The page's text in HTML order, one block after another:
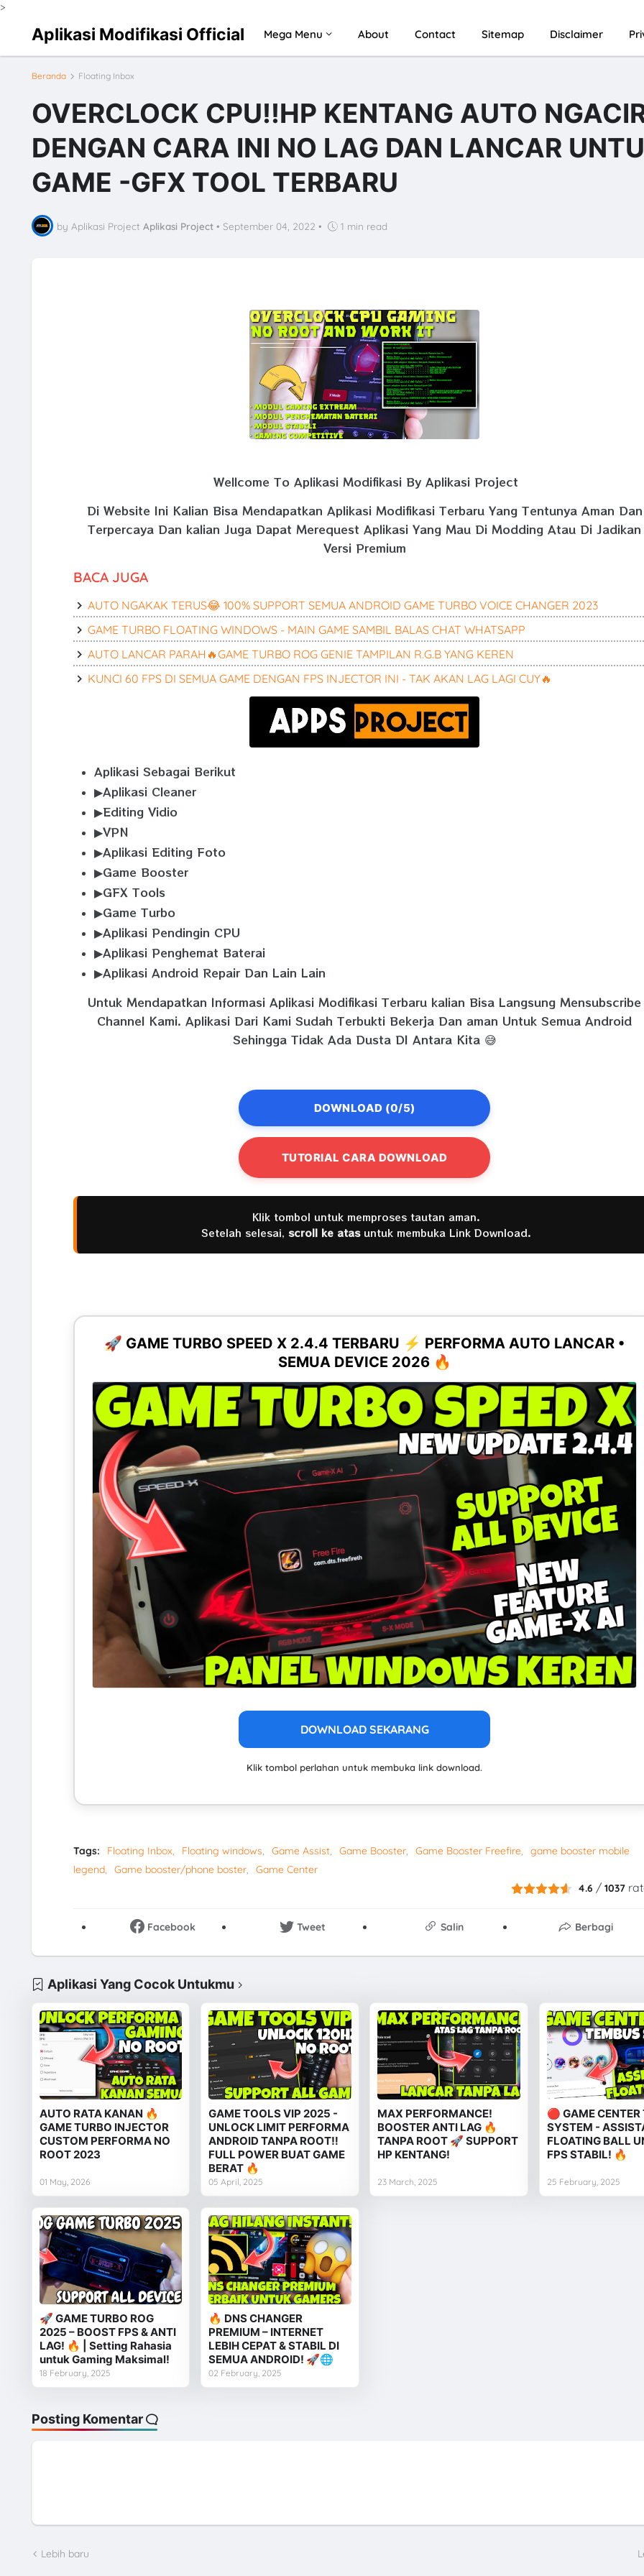
>
Aplikasi Modifikasi Official Mega Menu About Contact Sitemap Disclaimer
Beranda Floating Inbox
OVERCLOCK CPU‼️HP KENTANG AUTO
DENGAN CARA INI NO LAG DAN LANCAR
GAME -GFX TOOL TERBARU
by Aplikasi Project Aplikasi Project • September 04, 2022 • 1 min read
Wellcome To Aplikasi Modifikasi By Aplikasi Project
Di Website Ini Kalian Bisa Mendapatkan Aplikasi Modifikasi Terbaru Yang Tentunya Aman Dan
Terpercaya Dan kalian Juga Dapat Merequest Aplikasi Yang Mau Di Modding Atau Di Jadikan
Versi Premium
BACA JUGA
AUTO NGAKAK TERUS😂 100% SUPPORT SEMUA ANDROID GAME TURBO VOICE CHANGER 2023
GAME TURBO FLOATING WINDOWS - MAIN GAME SAMBIL BALAS CHAT WHATSAPP
AUTO LANCAR PARAH🔥GAME TURBO ROG GENIE TAMPILAN R.G.B YANG KEREN
KUNCI 60 FPS DI SEMUA GAME DENGAN FPS INJECTOR INI - TAK AKAN LAG LAGI CUY🔥
Aplikasi Sebagai Berikut
▶Aplikasi Cleaner
▶Editing Vidio
▶VPN
▶Aplikasi Editing Foto
▶Game Booster
▶GFX Tools
▶Game Turbo
▶Aplikasi Pendingin CPU
▶Aplikasi Penghemat Baterai
▶Aplikasi Android Repair Dan Lain Lain
Untuk Mendapatkan Informasi Aplikasi Modifikasi Terbaru kalian Bisa Langsung Mensubscribe
Channel Kami. Aplikasi Dari Kami Sudah Terbukti Bekerja Dan aman Untuk Semua Android
Sehingga Tidak Ada Dusta DI Antara Kita 😅
DOWNLOAD (0/5)
TUTORIAL CARA DOWNLOAD
Klik tombol untuk memproses tautan aman.
Setelah selesai, scroll ke atasuntuk membuka Link Download.
🚀 GAME TURBO SPEED X 2.4.4 TERBARU ⚡ PERFORMA AUTO LANCAR •
SEMUA DEVICE 2026 🔥
DOWNLOAD SEKARANG
Klik tombol perlahan untuk membuka link download.
Tags: Floating Inbox Floating windows Game Assist Game Booster Game Booster Freefire
game booster mobile
legend
Game booster/phone boster
Game Center
4.6 /1037
Facebook Tweet Salin Berbagi
Aplikasi Yang Cocok Untukmu
AUTO RATA KANAN 🔥
GAME TURBO INJECTOR
CUSTOM PERFORMA NO
ROOT 2023
01 May, 2026
GAME TOOLS VIP 2025 -
UNLOCK LIMIT PERFORMA
ANDROID TANPA ROOT‼️
FULL POWER BUAT GAME
BERAT 🔥
05 April, 2025
MAX PERFORMANCE!
BOOSTER ANTI LAG 🔥
TANPA ROOT 🚀 SUPPORT
HP KENTANG!
23 March, 2025
🔴 GAME CENTER
SYSTEM -
FLOATING BALL
FPS STABIL! 🔥
25 February, 2025
🚀 GAME TURBO ROG
2025 – BOOST FPS & ANTI
LAG! 🔥 | Setting Rahasia
untuk Gaming Maksimal!
18 February, 2025
🔥 DNS CHANGER
PREMIUM – INTERNET
LEBIH CEPAT & STABIL DI
SEMUA ANDROID! 🚀🌐
02 February, 2025
Posting Komentar
Lebih baru